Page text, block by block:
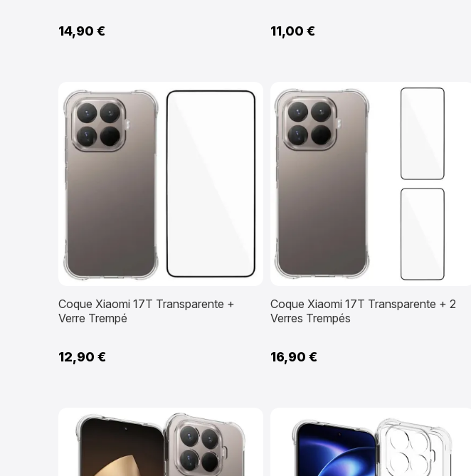
14,90 € 11,00 €
Coque Xiaomi 17T Transparente +
Verre Trempé
12,90 €
Coque Xiaomi 17T Transparente + 2
Verres Trempés
16,90 €